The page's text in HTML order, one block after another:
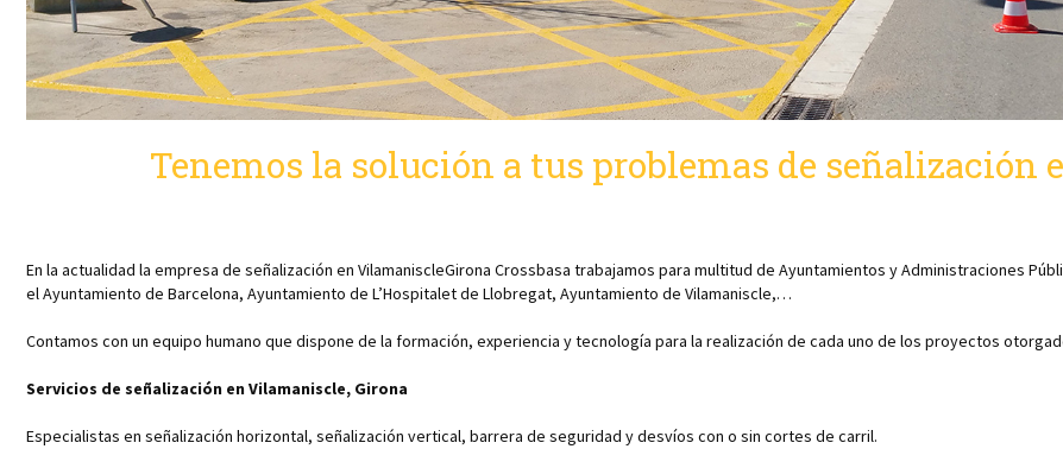
Tenemos la solución a tus problemas de señalización
En la actualidad la empresa de señalización en VilamaniscleGirona Crossbasa trabajamos para multitud de Ayuntamientos y Administraciones
el Ayuntamiento de Barcelona, Ayuntamiento de L’Hospitalet de Llobregat, Ayuntamiento de Vilamaniscle,…
Contamos con un equipo humano que dispone de la formación, experiencia y tecnología para la realización de cada uno de los proyectos
Servicios de señalización en Vilamaniscle, Girona
Especialistas en señalización horizontal, señalización vertical, barrera de seguridad y desvíos con o sin cortes de carril.